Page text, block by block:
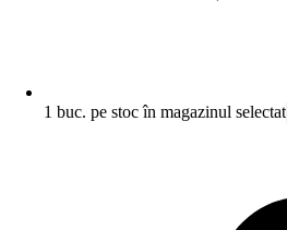
1 buc. pe stoc în magazinul selectat